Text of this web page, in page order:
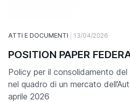
ATTI E DOCUMENTI 13/04/2026
POSITION PAPER
Policy per il consolidamento
nel quadro di un mercato
aprile 2026